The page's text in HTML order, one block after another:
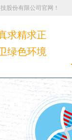
股份有限公司官网！
求精求正
绿色环境